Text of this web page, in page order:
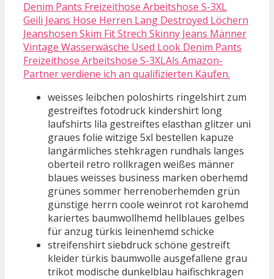
Geili Jeans Hose Herren Lang Destroyed Löchern
Jeanshosen Skim Fit Strech Skinny Jeans Männer
Vintage Wasserwäsche Used Look Denim Pants
Freizeithose Arbeitshose S-3XLAls Amazon-
Partner verdiene ich an qualifizierten Käufen.
weisses leibchen poloshirts ringelshirt zum
gestreiftes fotodruck kindershirt long
laufshirts lila gestreiftes elasthan glitzer uni
graues folie witzige 5xl bestellen kapuze
langärmliches stehkragen rundhals langes
oberteil retro rollkragen weißes männer
blaues weisses business marken oberhemd
grünes sommer herrenoberhemden grün
günstige herrn coole weinrot rot karohemd
kariertes baumwollhemd hellblaues gelbes
für anzug türkis leinenhemd schicke
streifenshirt siebdruck schöne gestreift
kleider türkis baumwolle ausgefallene grau
trikot modische dunkelblau haifischkragen